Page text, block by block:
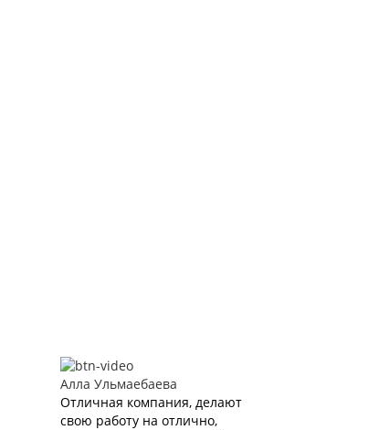
Алла Ульмаебаева
Отличная компания, делают
свою работу на отлично,